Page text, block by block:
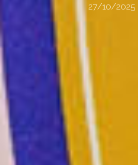
27/10/2025